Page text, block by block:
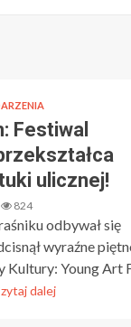
Festiwal
ulicznej!
824
odbywał się
wyraźne
Young Art
dalej